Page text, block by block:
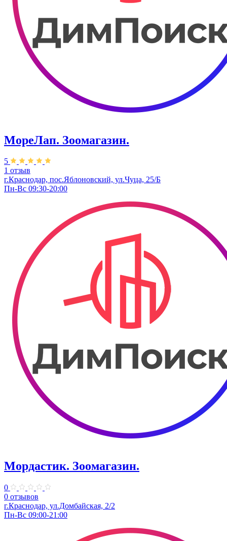
МореЛап. Зоомагазин.
5
1 отзыв
г.Краснодар, пос.Яблоновский, ул.Чуца, 25/Б
Пн-Вс 09:30-20:00
Мордастик. Зоомагазин.
0
0 отзывов
г.Краснодар, ул.Домбайская, 2/2
Пн-Вс 09:00-21:00